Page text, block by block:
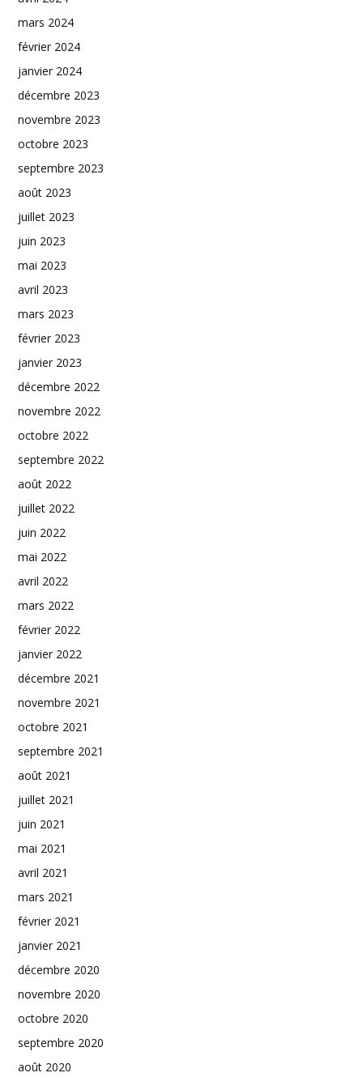
mars 2024
février 2024
janvier 2024
décembre 2023
novembre 2023
octobre 2023
septembre 2023
août 2023
juillet 2023
juin 2023
mai 2023
avril 2023
mars 2023
février 2023
janvier 2023
décembre 2022
novembre 2022
octobre 2022
septembre 2022
août 2022
juillet 2022
juin 2022
mai 2022
avril 2022
mars 2022
février 2022
janvier 2022
décembre 2021
novembre 2021
octobre 2021
septembre 2021
août 2021
juillet 2021
juin 2021
mai 2021
avril 2021
mars 2021
février 2021
janvier 2021
décembre 2020
novembre 2020
octobre 2020
septembre 2020
août 2020